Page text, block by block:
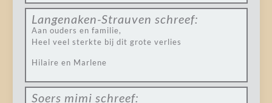
Langenaken-Strauven schreef:
Aan ouders en familie,
Heel veel sterkte bij dit grote verlies
Hilaire en Marlene
Soers mimi schreef: